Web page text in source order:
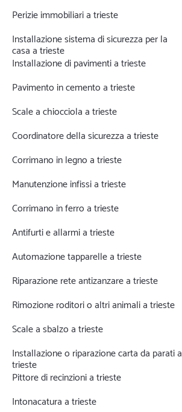
Perizie immobiliari a trieste
Installazione sistema di sicurezza per la
casa a trieste
Installazione di pavimenti a trieste
Pavimento in cemento a trieste
Scale a chiocciola a trieste
Coordinatore della sicurezza a trieste
Corrimano in legno a trieste
Manutenzione infissi a trieste
Corrimano in ferro a trieste
Antifurti e allarmi a trieste
Automazione tapparelle a trieste
Riparazione rete antizanzare a trieste
Rimozione roditori o altri animali a trieste
Scale a sbalzo a trieste
Installazione o riparazione carta da parati a
trieste
Pittore di recinzioni a trieste
Intonacatura a trieste